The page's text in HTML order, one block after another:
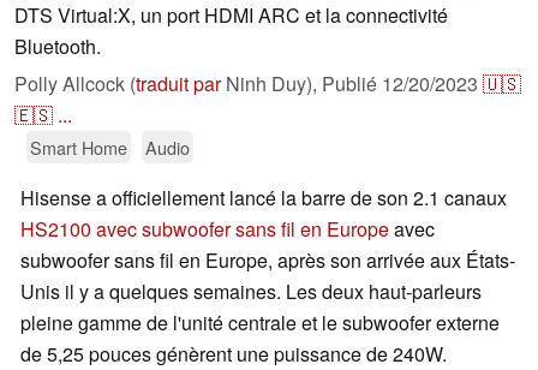
DTS Virtual:X, un port HDMI ARC et la connectivité
Bluetooth.
Polly Allcock (traduit parNinh Duy), Publié 12/20/2023 🇺🇸
🇪🇸 ...
Smart Home Audio
Hisense a officiellement lancé la barre de son 2.1 canaux
HS2100 avec subwoofer sans fil en Europeavec
subwoofer sans fil en Europe, après son arrivée aux États-
Unis il y a quelques semaines. Les deux haut-parleurs
pleine gamme de l'unité centrale et le subwoofer externe
de 5,25 pouces génèrent une puissance de 240W.